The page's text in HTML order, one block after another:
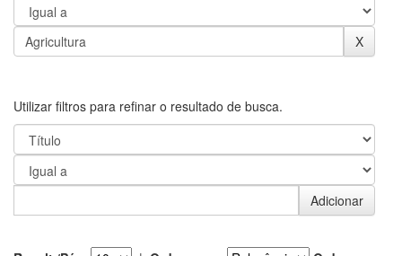
Utilizar filtros para refinar o resultado de busca.